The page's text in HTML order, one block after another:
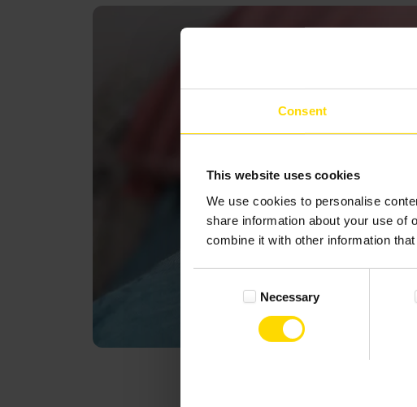
Consent
This website uses cookies
We use cookies to personalise
share information about your use of
combine it with other information
Necessary